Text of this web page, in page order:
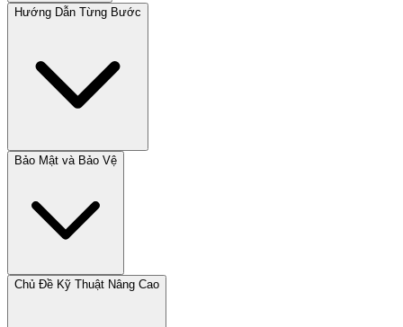
Hướng Dẫn Từng Bước
Bảo Mật và Bảo Vệ
Chủ Đề Kỹ Thuật Nâng Cao